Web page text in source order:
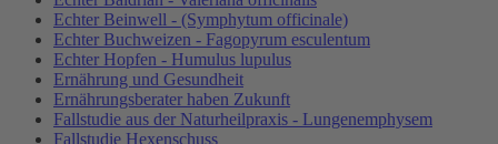
Echter Beinwell - (Symphytum officinale)
Echter Buchweizen - Fagopyrum esculentum
Echter Hopfen - Humulus lupulus
Ernährung und Gesundheit
Ernährungsberater haben Zukunft
Fallstudie aus der Naturheilpraxis - Lungenemphysem
Fallstudie Hexenschuss